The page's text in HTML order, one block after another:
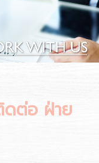
ดต่อ ฝ่าย